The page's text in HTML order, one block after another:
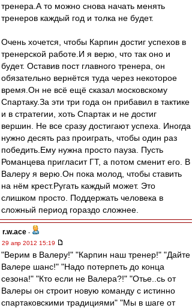
тренера.А то можно снова начать менять
тренеров каждый год и толка не будет.
Очень хочется, чтобы Карпин достиг успехов в
тренерской работе.И я верю, что так оно и
будет. Оставив пост главного тренера, он
обязательно вернётся туда через некоторое
время.Он не всё ещё сказал московскому
Спартаку.За эти три года он прибавил в тактике
и в стратегии, хоть Спартак и не достиг
вершин. Не все сразу достигают успеха. Иногда
нужно десять раз проиграть, чтобы один раз
победить.Ему нужна просто пауза. Пусть
Романцева пригласит ГТ, а потом сменит его. В
Валеру я верю.Он пока молод, чтобы ставить
на нём крест.Ругать каждый может. Это
слишком просто. Поддержать человека в
сложный период гораздо сложнее.
r.w.ace -
29 апр 2012 15:19
"Верим в Валеру!" "Карпин наш тренер!" "Дайте
Валере шанс!" "Надо потерпеть до конца
сезона!" "Кто если не Валера?!" "Отье..сь от
Валеры он строит новую команду с истинно
спартаковскими традициями" "Мы в шаге от